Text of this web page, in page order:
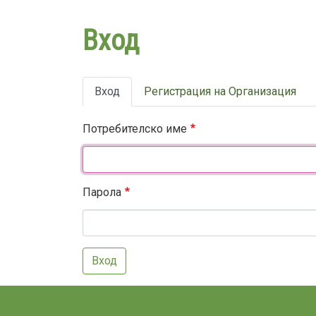
Вход
Primary
tabs
Вход Регистрация на Организация
Потребителско име
Парола
Вход